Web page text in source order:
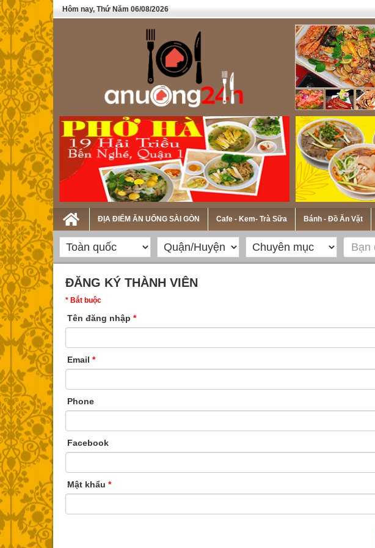
Hôm nay, Thứ Năm 06/08/2026
ĐỊA ĐIỂM ĂN UỐNG SÀI GÒN Cafe - Kem- Trà Sữa Bánh - Đồ Ăn Vặt
ĐĂNG KÝ THÀNH VIÊN
* Bắt buộc
Tên đăng nhập *
Email *
Phone
Facebook
Mật khẩu *